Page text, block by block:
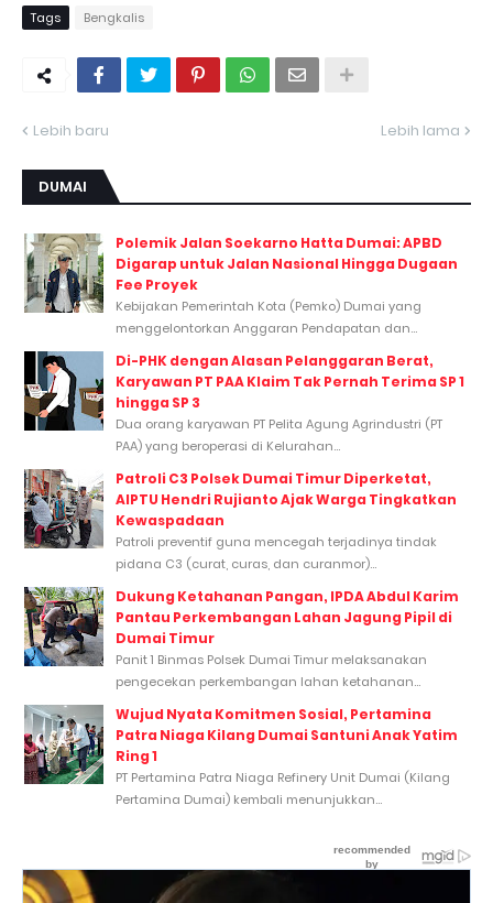
Tags Bengkalis
Lebih baru Lebih lama
DUMAI
Polemik Jalan Soekarno Hatta Dumai: APBD
Digarap untuk Jalan Nasional Hingga Dugaan
Fee Proyek
Kebijakan Pemerintah Kota (Pemko) Dumai yang
menggelontorkan Anggaran Pendapatan dan...
Di-PHK dengan Alasan Pelanggaran Berat,
Karyawan PT PAA Klaim Tak Pernah Terima SP 1
hingga SP 3
Dua orang karyawan PT Pelita Agung Agrindustri (PT
PAA) yang beroperasi di Kelurahan...
Patroli C3 Polsek Dumai Timur Diperketat,
AIPTU Hendri Rujianto Ajak Warga Tingkatkan
Kewaspadaan
Patroli preventif guna mencegah terjadinya tindak
pidana C3 (curat, curas, dan curanmor)...
Dukung Ketahanan Pangan, IPDA Abdul Karim
Pantau Perkembangan Lahan Jagung Pipil di
Dumai Timur
Panit 1 Binmas Polsek Dumai Timur melaksanakan
pengecekan perkembangan lahan ketahanan...
Wujud Nyata Komitmen Sosial, Pertamina
Patra Niaga Kilang Dumai Santuni Anak Yatim
Ring 1
PT Pertamina Patra Niaga Refinery Unit Dumai (Kilang
Pertamina Dumai) kembali menunjukkan...